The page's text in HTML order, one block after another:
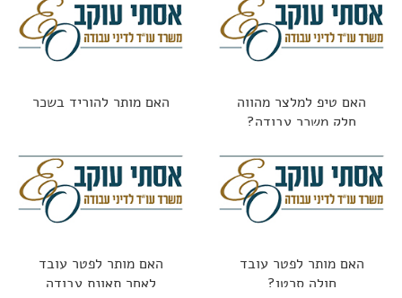
האם טיפ למלצר מהווה
חלק משכר עבודה?
האם מותר להוריד בשכר
האם מותר לפטר עובד
חולה סרטן?
האם מותר לפטר עובד
לאחר תאונת עבודה